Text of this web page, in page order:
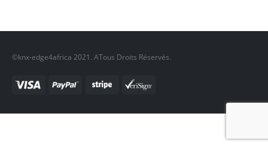
©knx-edge4africa 2021. ATous Droits Réservés.